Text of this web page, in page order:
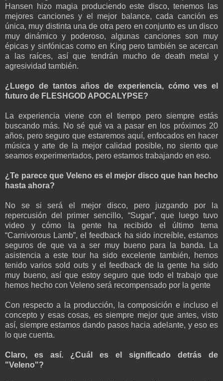
Hansen hizo magia produciendo este disco, tenemos las
mejores canciones y el mejor balance, cada canción es
única, muy distinta una de otra pero en conjunto es un disco
muy dinámico y poderoso, algunas canciones son muy
épicas y sinfónicas como en King pero también se acercan
a las raíces, así que tendrán mucho de death metal y
agresividad también.
¿Luego de tantos años de experiencia, cómo ves el
futuro de FLESHGOD APOCALYPSE?
La experiencia viene con el tiempo pero siempre estás
buscando más. No sé qué va a pasar en los próximos 20
años, pero seguro que estaremos aquí, enfocados en hacer
música y arte de la mejor calidad posible, no siento que
seamos experimentados, pero estamos trabajando en eso.
¿Te parece que Veleno es el mejor disco que han hecho
hasta ahora?
No se si será el mejor disco, pero juzgando por la
repercusión del primer sencillo, “Sugar”, que luego tuvo
video y cómo la gente ha recibido el último tema
“Carnivorous Lamb”, el feedback ha sido increíble, estamos
seguros de que va a ser muy bueno para la banda. La
asistencia a este tour ha sido excelente también, hemos
tenido varios sold outs y el feedback de la gente ha sido
muy bueno, así que estoy seguro que todo el trabajo que
hemos hecho con Veleno será recompensado por la gente
Con respecto a la producción, la composición e incluso el
concepto y esas cosas, es siempre mejor que antes, visto
así, siempre estamos dando pasos hacia adelante, y eso es
lo que cuenta.
Claro, es así. ¿Cuál es el significado detrás de
"Veleno"?